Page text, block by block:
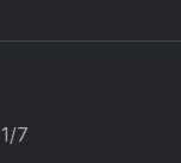
7